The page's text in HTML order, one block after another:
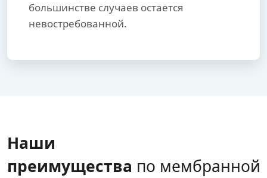
большинстве случаев остается
невостребованной.
Наши
преимущества по мембранной